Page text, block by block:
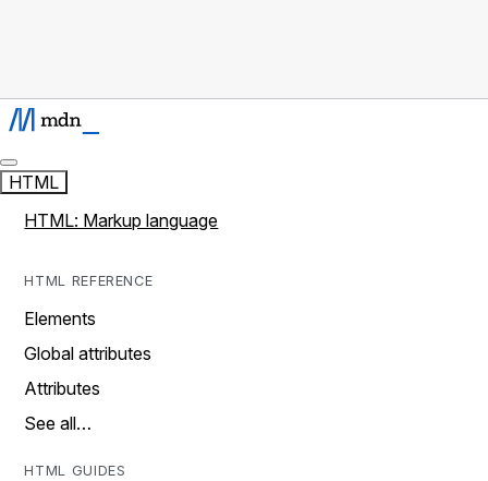
HTML
HTML: Markup language
HTML REFERENCE
Elements
Global attributes
Attributes
See all…
HTML GUIDES